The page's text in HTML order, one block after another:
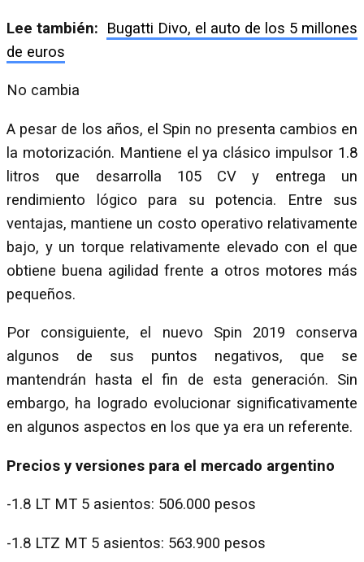
Lee también: Bugatti Divo, el auto de los 5 millones
de euros
No cambia
A pesar de los años, el Spin no presenta cambios en
la motorización. Mantiene el ya clásico impulsor 1.8
litros que desarrolla 105 CV y entrega un
rendimiento lógico para su potencia. Entre sus
ventajas, mantiene un costo operativo relativamente
bajo, y un torque relativamente elevado con el que
obtiene buena agilidad frente a otros motores más
pequeños.
Por consiguiente, el nuevo Spin 2019 conserva
algunos de sus puntos negativos, que se
mantendrán hasta el fin de esta generación. Sin
embargo, ha logrado evolucionar significativamente
en algunos aspectos en los que ya era un referente.
Precios y versiones para el mercado argentino
-1.8 LT MT 5 asientos: 506.000 pesos
-1.8 LTZ MT 5 asientos: 563.900 pesos